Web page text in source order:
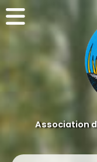
Association